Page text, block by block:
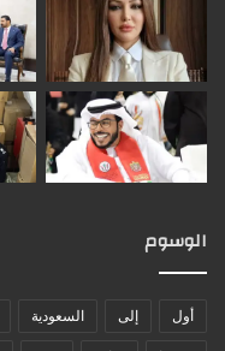
الوسوم
أول إلى السعودية